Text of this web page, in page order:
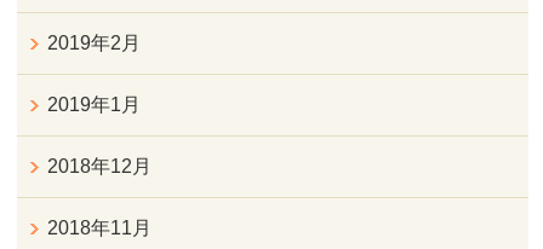
2019年2月
2019年1月
2018年12月
2018年11月